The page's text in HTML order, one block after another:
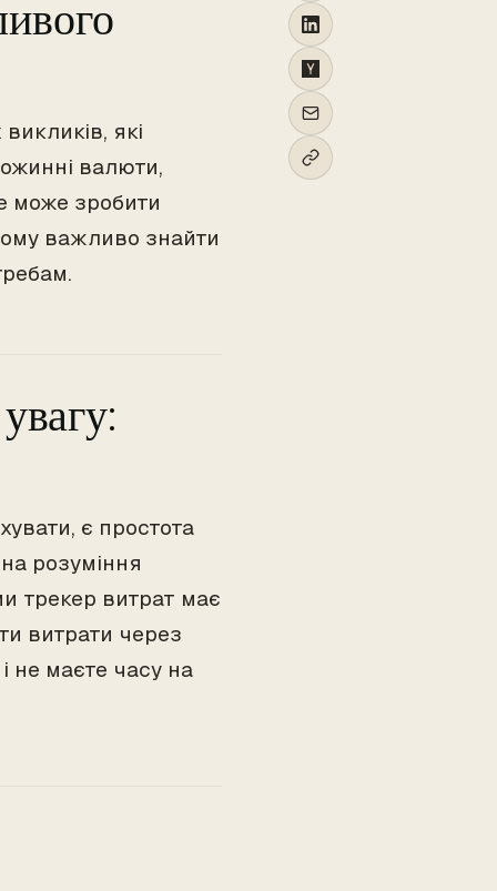
які
валюти,
може зробити
важливо знайти
є простота
розуміння
трекер витрат має
витрати через
не маєте часу на